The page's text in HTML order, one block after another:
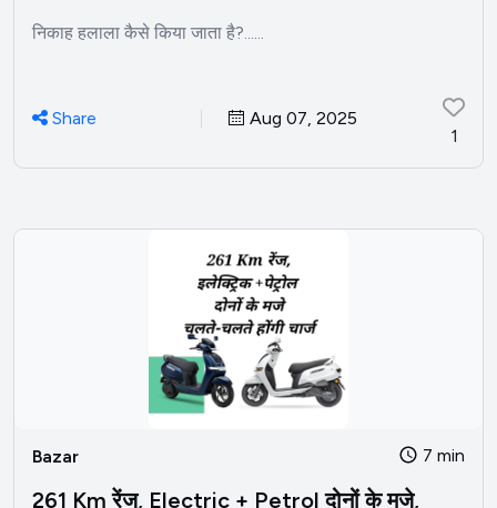
निकाह हलाला कैसे किया जाता है?......
Share
Aug 07, 2025
1
Bazar 7 min
261 Km रेंज, Electric + Petrol दोनों के मजे,